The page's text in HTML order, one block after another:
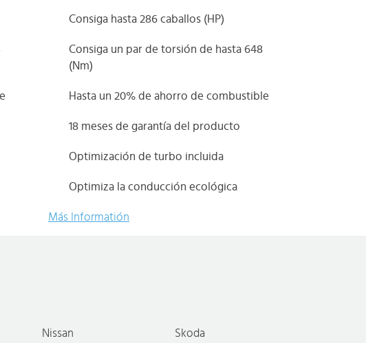
Consiga hasta 286 caballos (HP)
Consiga un par de torsión de hasta 648
(Nm)
Hasta un 20% de ahorro de combustible
18 meses de garantía del producto
Optimización de turbo incluida
Optimiza la conducción ecológica
Más Informatión
Nissan
Skoda